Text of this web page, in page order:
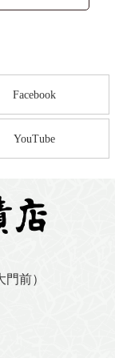
Facebook
YouTube
前）